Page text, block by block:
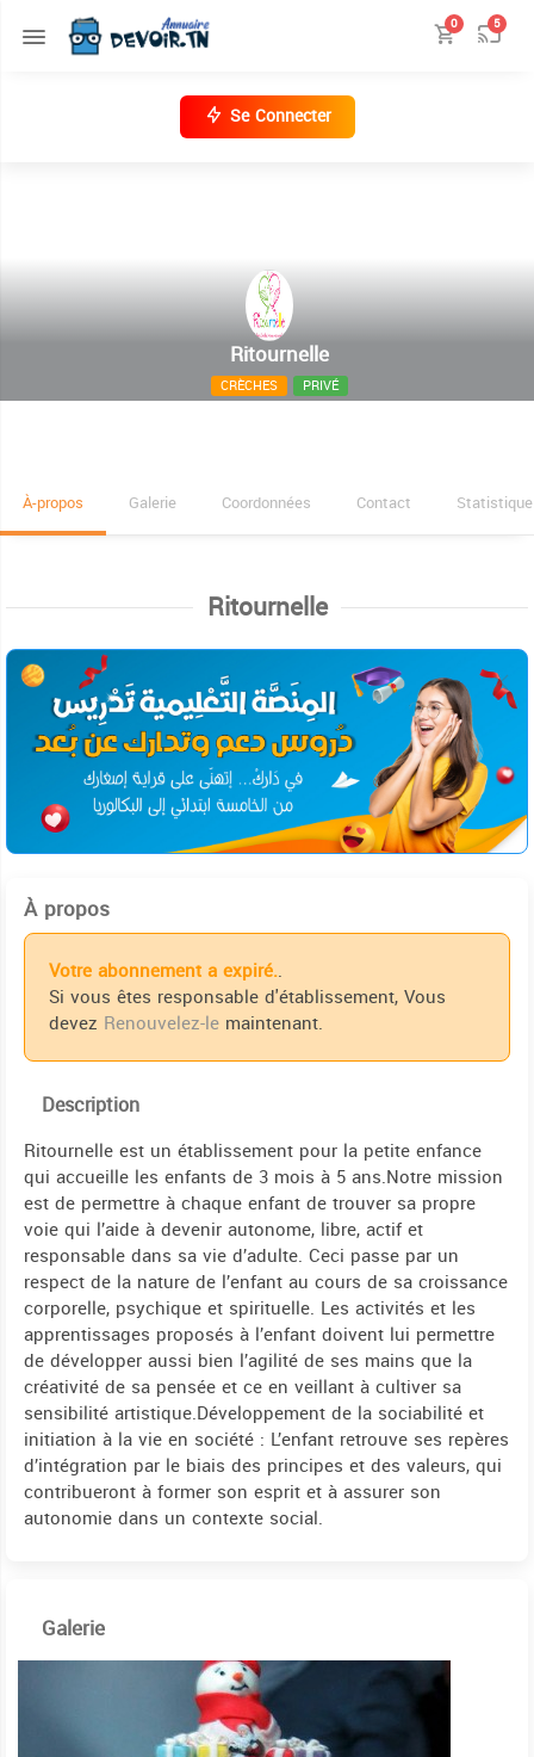
0 5
Se Connecter
Ritournelle
CRÈCHES PRIVÉ
02,rue hamza ibn abd almouttaleb manzeh 5 à coté
À-propos Galerie Coordonnées Contact Statistique
Ritournelle
À propos
Votre abonnement a expiré..
Si vous êtes responsable d'établissement, Vous
devez Renouvelez-le maintenant.
Description
Ritournelle est un établissement pour la petite enfance
qui accueille les enfants de 3 mois à 5 ans.Notre mission
est de permettre à chaque enfant de trouver sa propre
voie qui l’aide à devenir autonome, libre, actif et
responsable dans sa vie d’adulte. Ceci passe par un
respect de la nature de l’enfant au cours de sa croissance
corporelle, psychique et spirituelle. Les activités et les
apprentissages proposés à l’enfant doivent lui permettre
de développer aussi bien l’agilité de ses mains que la
créativité de sa pensée et ce en veillant à cultiver sa
sensibilité artistique.Développement de la sociabilité et
initiation à la vie en société : L’enfant retrouve ses repères
d’intégration par le biais des principes et des valeurs, qui
contribueront à former son esprit et à assurer son
autonomie dans un contexte social.
Galerie